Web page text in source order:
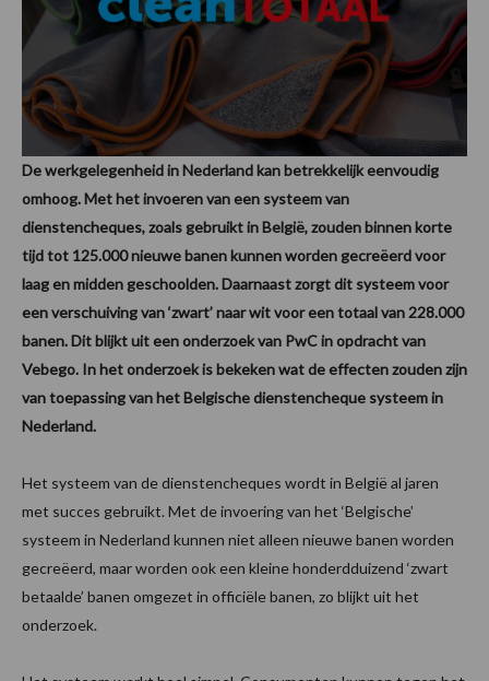
De werkgelegenheid in Nederland kan betrekkelijk eenvoudig
omhoog. Met het invoeren van een systeem van
dienstencheques, zoals gebruikt in België, zouden binnen korte
tijd tot 125.000 nieuwe banen kunnen worden gecreëerd voor
laag en midden geschoolden. Daarnaast zorgt dit systeem voor
een verschuiving van ‘zwart’ naar wit voor een totaal van 228.000
banen. Dit blijkt uit een onderzoek van PwC in opdracht van
Vebego. In het onderzoek is bekeken wat de effecten zouden zijn
van toepassing van het Belgische dienstencheque systeem in
Nederland.
Het systeem van de dienstencheques wordt in België al jaren
met succes gebruikt. Met de invoering van het ‘Belgische’
systeem in Nederland kunnen niet alleen nieuwe banen worden
gecreëerd, maar worden ook een kleine honderdduizend ‘zwart
betaalde’ banen omgezet in officiële banen, zo blijkt uit het
onderzoek.